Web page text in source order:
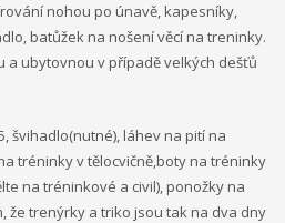
nohou po únavě, kapesníky,
batůžek na nošení věcí na treninky.
a ubytovnou v případě velkých dešťů
švihadlo(nutné), láhev na pití na
tréninky v tělocvičně,boty na tréninky
na tréninkové a civil), ponožky na
že trenýrky a triko jsou tak na dva dny